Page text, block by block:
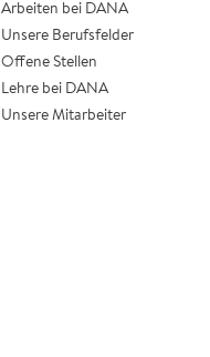
Arbeiten bei DANA
Unsere Berufsfelder
Offene Stellen
Lehre bei DANA
Unsere Mitarbeiter